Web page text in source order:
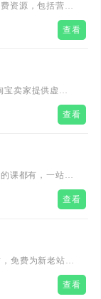
资源，包括营销
您的需求。立即
查看
宝卖家提供虚拟
教程,从店铺装修
,以实战为根本,查看
课都有，一站式
源网专注于知识
最有用的知识库，
查看
免费为新老站点
得更多的被点击
做上链接，清除缓
查看